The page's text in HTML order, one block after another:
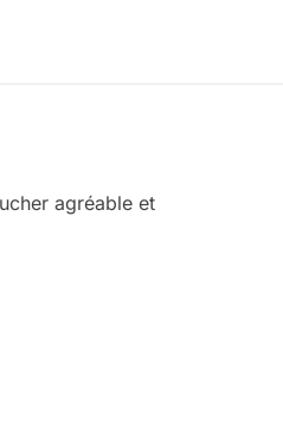
agréable et